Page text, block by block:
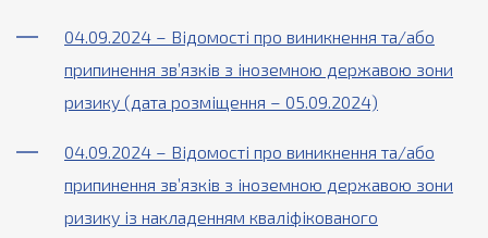
04.09.2024 – Відомості про виникнення та/або
припинення зв’язків з іноземною державою зони
ризику (дата розміщення – 05.09.2024)
04.09.2024 – Відомості про виникнення та/або
припинення зв’язків з іноземною державою зони
ризику із накладенням кваліфікованого